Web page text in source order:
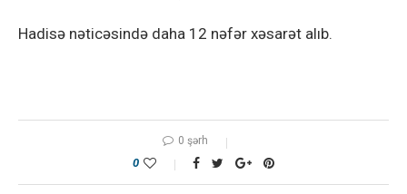
Hadisə nəticəsində daha 12 nəfər xəsarət alıb.
0 şərh
0